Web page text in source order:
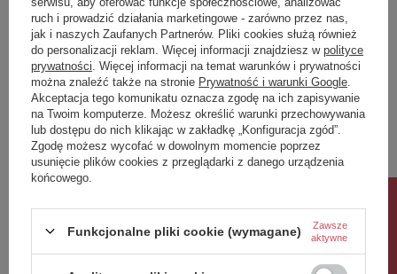
Napisz swoją opinię
Twoja ocena:
5/5
Treść twojej opinii
ruch i prowadzić działania marketingowe - zarówno przez nas,
jak i naszych Zaufanych Partnerów. Pliki cookies służą również
do personalizacji reklam. Więcej informacji znajdziesz w polityce
prywatności . Więcej informacji na temat warunków i prywatności
można znaleźć także na stronie Prywatność i warunki Google
Akceptacja tego komunikatu oznacza zgodę na ich zapisywanie
na Twoim komputerze. Możesz określić warunki przechowywania
lub dostępu do nich klikając w zakładkę „Konfiguracja zgód”.
Zgodę możesz wycofać w dowolnym momencie poprzez
usunięcie plików cookies z przeglądarki z danego urządzenia
końcowego.
Funkcjonalne pliki cookie (wymagane) Zawsze
aktywne